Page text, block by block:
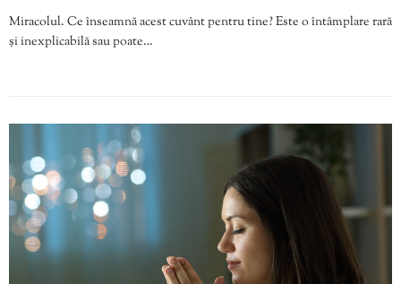
Miracolul. Ce înseamnă acest cuvânt pentru tine? Este o întâmplare rară
și inexplicabilă sau poate…